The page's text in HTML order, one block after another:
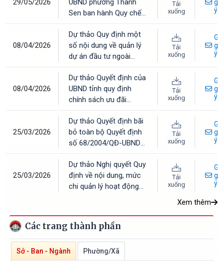
29/05/2026
UBND phường Thành
Sen ban hành Quy chế
phường
Tải
xuống
ý
08/04/2026
Dự thảo Quy định một
số nội dung về quản lý
dự án đầu tư ngoài
tỉnh Hà Tĩnh
Tải
xuống
ý
08/04/2026
Dự thảo Quyết định của
UBND tỉnh quy định
chính sách ưu đãi
nhà cho các đối tượng
ưu tiên trên địa bàn tỉnh
Hà Tĩnh
Tải
xuống
ý
25/03/2026
Dự thảo Quyết định bãi
bỏ toàn bộ Quyết định
số 68/2004/QĐ-UBND
UBND tỉnh về cán bộ,
công chức xã, phường,
thị trấn
Tải
xuống
ý
25/03/2026
Dự thảo Nghị quyết Quy
định về nội dung, mức
chi quản lý hoạt động
đổi mới sáng tạo sử
dụng ngân sách nhà
nước thuộc phạm vi
quản lý của tỉnh Hà Tĩnh
Tải
xuống
ý
Xem thêm
Các trang thành phần
Sở - Ban - Ngành Phường/Xã